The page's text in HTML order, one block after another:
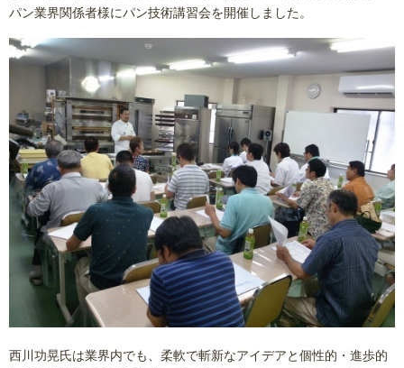
パン業界関係者様にパン技術講習会を開催しました。
西川功晃氏は業界内でも、柔軟で斬新なアイデアと個性的・進歩的